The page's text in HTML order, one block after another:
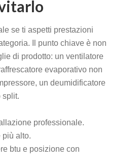
se ti aspetti prestazioni
Il punto chiave è non
di prodotto: un ventilatore
evaporativo non
un deumidificatore
split.
professionale.
più alto.
btu e posizione con